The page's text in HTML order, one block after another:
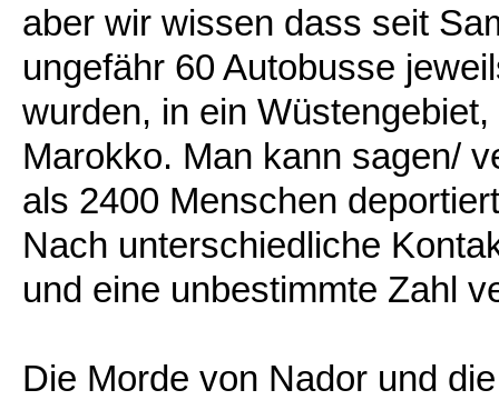
aber wir wissen dass seit
ungefähr 60 Autobusse
wurden, in ein
Marokko. Man kann sagen/
als 2400 Menschen
Nach unterschiedliche
und eine unbestimmte Zahl
Die Morde von Nador und